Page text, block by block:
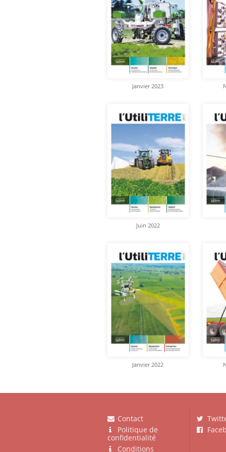
Janvier 2023
Juin 2022
Janvier 2022
Contact
Politique de
confidentialité
Conditions